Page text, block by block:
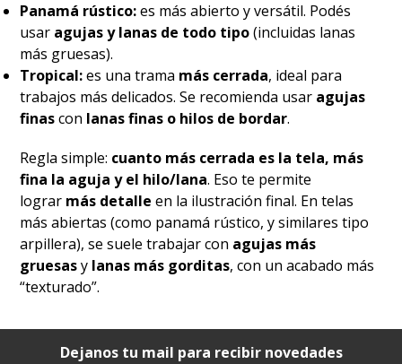
Panamá rústico:es más abierto y versátil. Podés
usar agujas y lanas de todo tipo(incluidas lanas
más gruesas).
Tropical:es una trama más cerrada, ideal para
trabajos más delicados. Se recomienda usar agujas
finascon lanas finas o hilos de bordar.
Regla simple: cuanto más cerrada es la tela, más
fina la aguja y el hilo/lana. Eso te permite
lograr más detalle en la ilustración final. En telas
más abiertas (como panamá rústico, y similares tipo
arpillera), se suele trabajar con agujas más
gruesasy lanas más gorditas, con un acabado más
“texturado”.
Dejanos tu mail para recibir novedades